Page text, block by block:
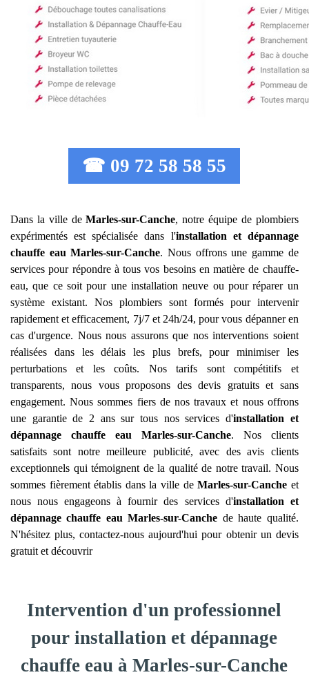
☎ 09 72 58 58 55
Dans la ville deMarles-sur-Canche, notre équipe de plombiers
expérimentés est spécialisée dans l'installation et dépannage
chauffe eau Marles-sur-Canche. Nous offrons une gamme de
services pour répondre à tous vos besoins en matière de chauffe-
eau, que ce soit pour une installation neuve ou pour réparer un
système existant. Nos plombiers sont formés pour intervenir
rapidement et efficacement, 7j/7 et 24h/24, pour vous dépanner en
cas d'urgence. Nous nous assurons que nos interventions soient
réalisées dans les délais les plus brefs, pour minimiser les
perturbations et les coûts. Nos tarifs sont compétitifs et
transparents, nous vous proposons des devis gratuits et sans
engagement. Nous sommes fiers de nos travaux et nous offrons
une garantie de 2 ans sur tous nos services d'installation et
dépannage chauffe eau
Marles-sur-Canche. Nos clients
satisfaits sont notre meilleure publicité, avec des avis clients
exceptionnels qui témoignent de la qualité de notre travail. Nous
sommes fièrement établis dans la ville deMarles-sur-Canche et
nous nous engageons à fournir des services d'installation et
dépannage chauffe eau Marles-sur-Canche de haute qualité.
N'hésitez plus, contactez-nous aujourd'hui pour obtenir un devis
gratuit et découvrir
Intervention d'un professionnel
pour installation et dépannage
chauffe eau à Marles-sur-Canche